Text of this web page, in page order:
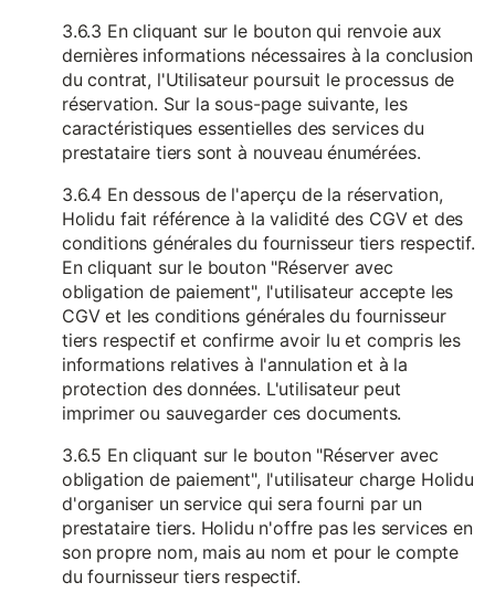
3.6.3 En cliquant sur le bouton qui renvoie aux
dernières informations nécessaires à la conclusion
du contrat, l'Utilisateur poursuit le processus de
réservation. Sur la sous-page suivante, les
caractéristiques essentielles des services du
prestataire tiers sont à nouveau énumérées.
3.6.4 En dessous de l'aperçu de la réservation,
Holidu fait référence à la validité des CGV et des
conditions générales du fournisseur tiers respectif.
En cliquant sur le bouton "Réserver avec
obligation de paiement", l'utilisateur accepte les
CGV et les conditions générales du fournisseur
tiers respectif et confirme avoir lu et compris les
informations relatives à l'annulation et à la
protection des données. L'utilisateur peut
imprimer ou sauvegarder ces documents.
3.6.5 En cliquant sur le bouton "Réserver avec
obligation de paiement", l'utilisateur charge Holidu
d'organiser un service qui sera fourni par un
prestataire tiers. Holidu n'offre pas les services en
son propre nom, mais au nom et pour le compte
du fournisseur tiers respectif.